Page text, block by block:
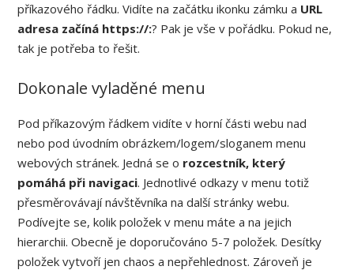
příkazového řádku. Vidíte na začátku ikonku zámku a URL
adresa začíná https://:? Pak je vše v pořádku. Pokud ne,
tak je potřeba to řešit.
Dokonale vyladěné menu
Pod příkazovým řádkem vidíte v horní části webu nad
nebo pod úvodním obrázkem/logem/sloganem menu
webových stránek. Jedná se o rozcestník, který
pomáhá při navigaci. Jednotlivé odkazy v menu totiž
přesměrovávají návštěvníka na další stránky webu.
Podívejte se, kolik položek v menu máte a na jejich
hierarchii. Obecně je doporučováno 5-7 položek. Desítky
položek vytvoří jen chaos a nepřehlednost. Zároveň je